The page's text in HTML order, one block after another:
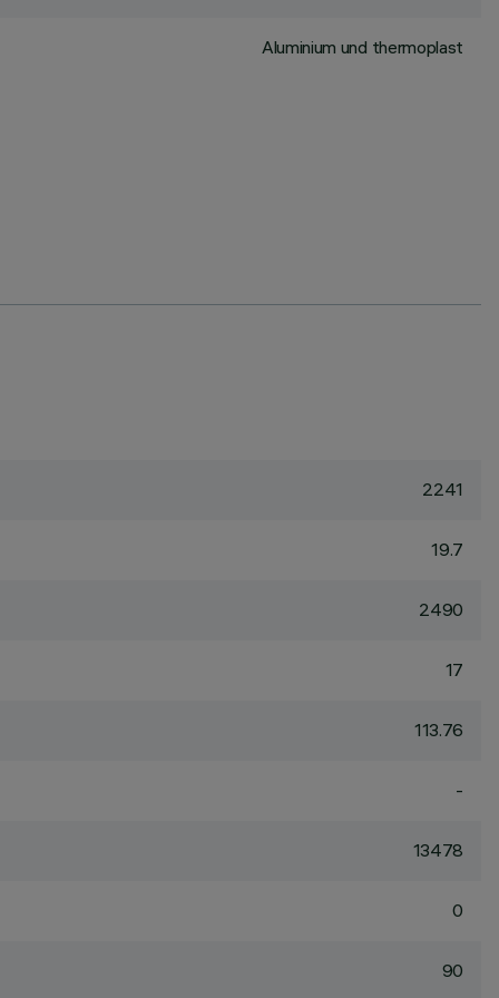
Aluminium und thermoplast
2241
19.7
2490
17
113.76
-
13478
0
90